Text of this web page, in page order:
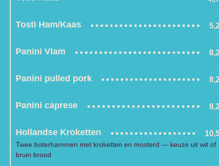
Tosti Ham/Kaas
Panini Vlam
Panini pulled pork
Panini caprese
Hollandse Kroketten
Twee boterhammen met kroketten en mosterd — keuze uit wit of
bruin brood